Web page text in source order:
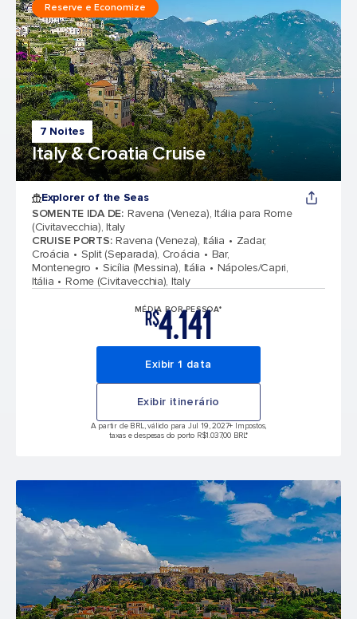
7 Noites
Italy & Croatia Cruise
Reserve e Economize
Explorer of the Seas
SOMENTE IDA DE: Ravena (Veneza), Itália para Rome
(Civitavecchia), Italy
CRUISE PORTS: Ravena (Veneza), Itália
Zadar,
Croácia
Split (Separada), Croácia
Bar,
Montenegro
Sicília (Messina), Itália
Nápoles/Capri,
Itália
Rome (Civitavecchia), Italy
MÉDIA POR PESSOA*
R$4.141
Exibir 1 data
Exibir itinerário
A partir de BRL, válido para Jul 19, 2027+ Impostos,
taxas e despesas do porto R$1.037,00 BRL*